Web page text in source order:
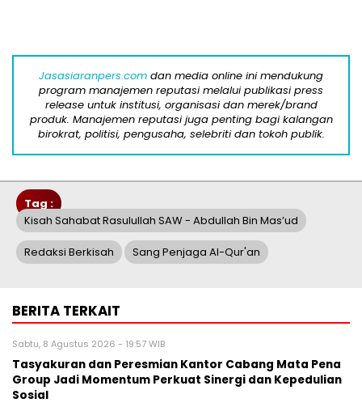
Jasasiaranpers.com dan media online ini mendukung
program manajemen reputasi melalui publikasi press
release untuk institusi, organisasi dan merek/brand
produk. Manajemen reputasi juga penting bagi kalangan
birokrat, politisi, pengusaha, selebriti dan tokoh publik.
Tag :
Kisah Sahabat Rasulullah SAW - Abdullah Bin Mas’ud
Redaksi Berkisah Sang Penjaga Al-Qur'an
BERITA TERKAIT
Sabtu, 8 Agustus 2026 - 19:57 WIB
Tasyakuran dan Peresmian Kantor Cabang Mata Pena
Group Jadi Momentum Perkuat Sinergi dan Kepedulian
Sosial